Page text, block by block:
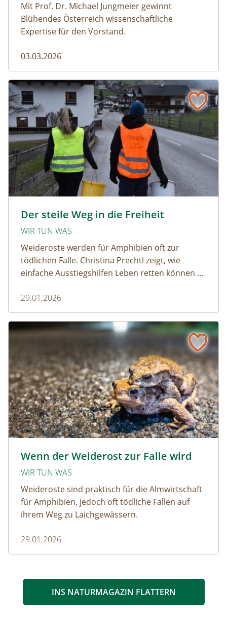
Mit Prof. Dr. Michael Jungmeier gewinnt
Blühendes Österreich wissenschaftliche
Expertise für den Vorstand.
03.03.2026
Der steile Weg in die Freiheit
WIR TUN WAS
Weideroste werden für Amphibien oft zur
tödlichen Falle. Christina Prechtl zeigt, wie
einfache Ausstiegshilfen Leben retten können –
Aufwand.
29.01.2026
Der steile Weg in die Freiheit
Wenn der Weiderost zur Falle wird
WIR TUN WAS
Weideroste sind praktisch für die Almwirtschaft
für Amphibien, jedoch oft tödliche Fallen auf
ihrem Weg zu Laichgewässern.
29.01.2026
Wenn der Weiderost zur Falle wird
INS NATURMAGAZIN FLATTERN